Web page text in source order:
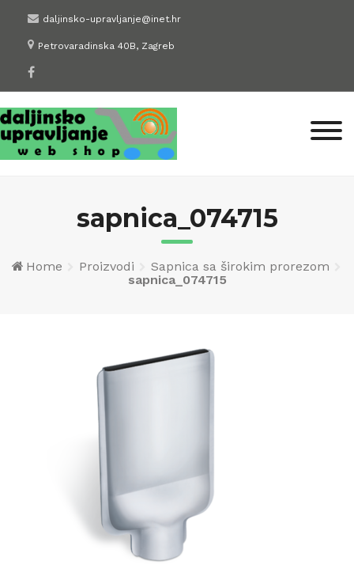
content
daljinsko-upravljanje@inet.hr
Petrovaradinska 40B, Zagreb
sapnica_074715
Home Proizvodi
Sapnica sa širokim prorezom
sapnica_074715